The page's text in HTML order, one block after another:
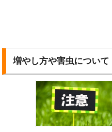
増やし方や害虫について